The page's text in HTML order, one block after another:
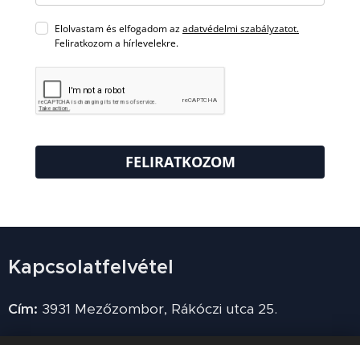
Elolvastam és elfogadom azadatvédelmi szabályzatot.
Feliratkozom a hírlevelekre.
FELIRATKOZOM
Kapcsolatfelvétel
Cím: 3931 Mezőzombor, Rákóczi utca 25.